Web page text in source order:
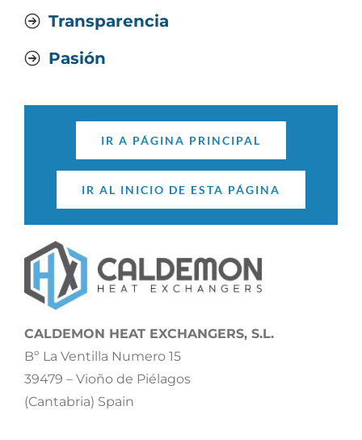
Transparencia
Pasión
IR A PÁGINA PRINCIPAL
IR AL INICIO DE ESTA PÁGINA
CALDEMON HEAT EXCHANGERS, S.L.
Bº La Ventilla Numero 15
39479 – Vioño de Piélagos
(Cantabria) Spain